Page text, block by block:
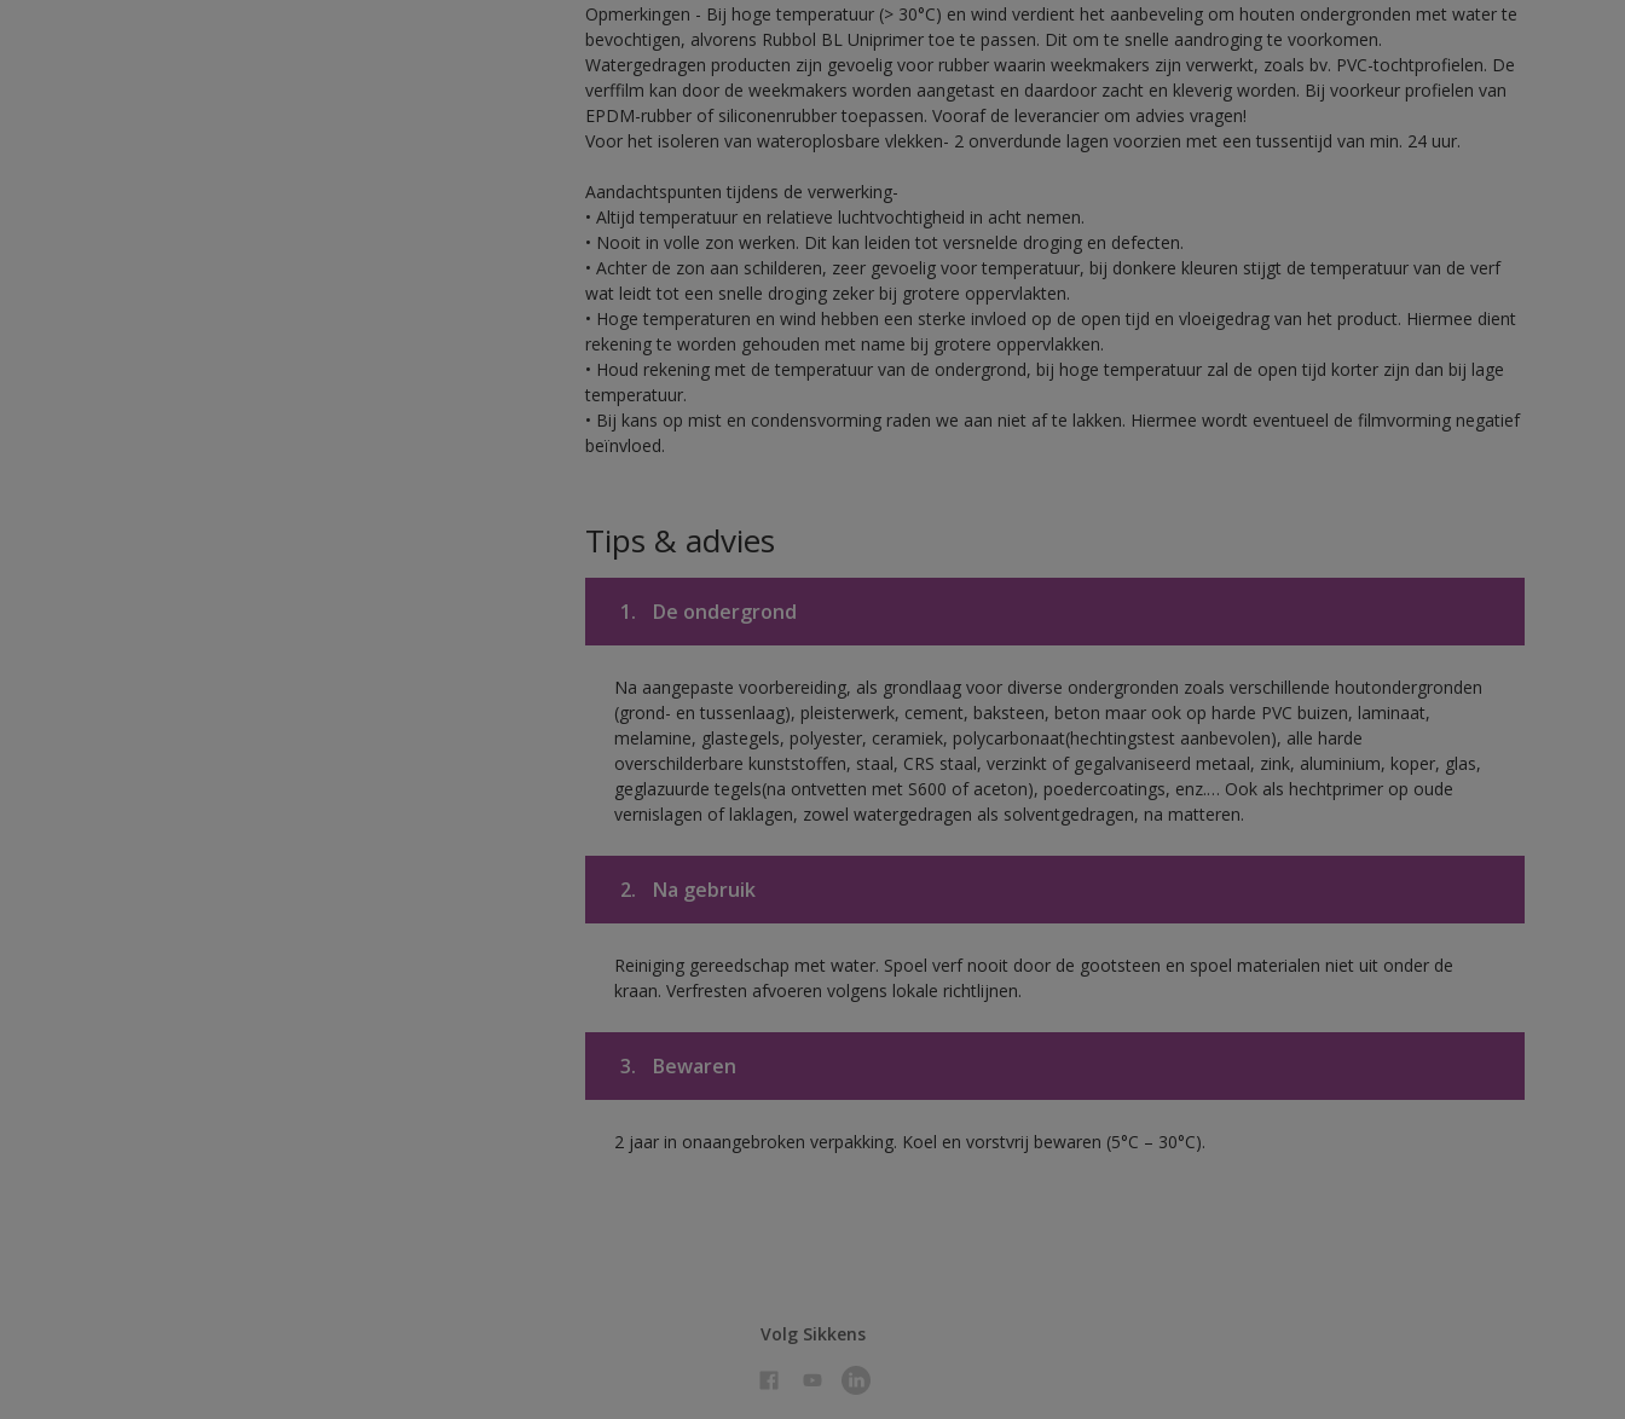
Opmerkingen - Bij hoge temperatuur (> 30°C) en wind verdient het aanbeveling om houten ondergronden met water te
bevochtigen, alvorens Rubbol BL Uniprimer toe te passen. Dit om te snelle aandroging te voorkomen.
Watergedragen producten zijn gevoelig voor rubber waarin weekmakers zijn verwerkt, zoals bv. PVC-tochtprofielen. De
verffilm kan door de weekmakers worden aangetast en daardoor zacht en kleverig worden. Bij voorkeur profielen van
EPDM-rubber of siliconenrubber toepassen. Vooraf de leverancier om advies vragen!
Voor het isoleren van wateroplosbare vlekken- 2 onverdunde lagen voorzien met een tussentijd van min. 24 uur.
Aandachtspunten tijdens de verwerking-
• Altijd temperatuur en relatieve luchtvochtigheid in acht nemen.
• Nooit in volle zon werken. Dit kan leiden tot versnelde droging en defecten.
• Achter de zon aan schilderen, zeer gevoelig voor temperatuur, bij donkere kleuren stijgt de temperatuur van de verf
wat leidt tot een snelle droging zeker bij grotere oppervlakten.
• Hoge temperaturen en wind hebben een sterke invloed op de open tijd en vloeigedrag van het product. Hiermee dient
rekening te worden gehouden met name bij grotere oppervlakken.
• Houd rekening met de temperatuur van de ondergrond, bij hoge temperatuur zal de open tijd korter zijn dan bij lage
temperatuur.
• Bij kans op mist en condensvorming raden we aan niet af te lakken. Hiermee wordt eventueel de filmvorming negatief
beïnvloed.
Tips & advies
1. De ondergrond
Na aangepaste voorbereiding, als grondlaag voor diverse ondergronden zoals verschillende houtondergronden
(grond- en tussenlaag), pleisterwerk, cement, baksteen, beton maar ook op harde PVC buizen, laminaat,
melamine, glastegels, polyester, ceramiek, polycarbonaat(hechtingstest aanbevolen), alle harde
overschilderbare kunststoffen, staal, CRS staal, verzinkt of gegalvaniseerd metaal, zink, aluminium, koper, glas,
geglazuurde tegels(na ontvetten met S600 of aceton), poedercoatings, enz.… Ook als hechtprimer op oude
vernislagen of laklagen, zowel watergedragen als solventgedragen, na matteren.
2. Na gebruik
Reiniging gereedschap met water. Spoel verf nooit door de gootsteen en spoel materialen niet uit onder de
kraan. Verfresten afvoeren volgens lokale richtlijnen.
3. Bewaren
2 jaar in onaangebroken verpakking. Koel en vorstvrij bewaren (5°C – 30°C).
Volg Sikkens